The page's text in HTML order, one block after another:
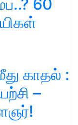
60
காதல் :
–